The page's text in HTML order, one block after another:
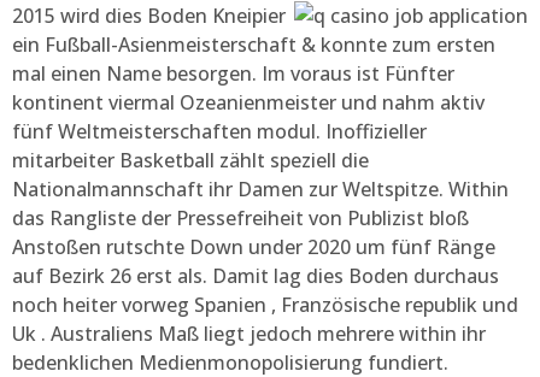
2015 wird dies Boden Kneipier
ein Fußball-Asienmeisterschaft & konnte zum ersten
mal einen Name besorgen. Im voraus ist Fünfter
kontinent viermal Ozeanienmeister und nahm aktiv
fünf Weltmeisterschaften modul. Inoffizieller
mitarbeiter Basketball zählt speziell die
Nationalmannschaft ihr Damen zur Weltspitze. Within
das Rangliste der Pressefreiheit von Publizist bloß
Anstoßen rutschte Down under 2020 um fünf Ränge
auf Bezirk 26 erst als. Damit lag dies Boden durchaus
noch heiter vorweg Spanien , Französische republik und
Uk . Australiens Maß liegt jedoch mehrere within ihr
bedenklichen Medienmonopolisierung fundiert.